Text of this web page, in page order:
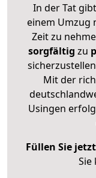
In der Tat
einem Umzug
Zeit zu
sorgfältig zu
Mit der
Usingen
Füllen Sie
Sie